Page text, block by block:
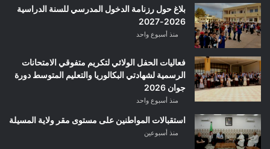
بلاغ حول رزنامة الدخول المدرسي للسنة الدراسية
2026-2027
منذ أسبوع واحد
فعاليات الحفل الولائي لتكريم متفوقي الامتحانات
الرسمية لشهادتي البكالوريا والتعليم المتوسط دورة
جوان 2026
منذ أسبوع واحد
استقبالات المواطنين على مستوى مقر ولاية المسيلة
منذ أسبوعين